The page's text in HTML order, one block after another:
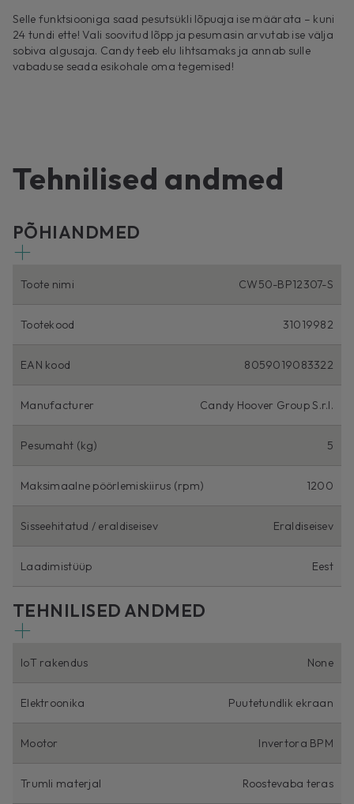
Selle funktsiooniga saad pesutsükli lõpuaja ise määrata – kuni
24 tundi ette! Vali soovitud lõpp ja pesumasin arvutab ise välja
sobiva algusaja. Candy teeb elu lihtsamaks ja annab sulle
vabaduse seada esikohale oma tegemised!
Tehnilised andmed
PÕHIANDMED
Toote nimi CW50-BP12307-S
Tootekood 31019982
EAN kood 8059019083322
Manufacturer Candy Hoover Group S.r.l.
Pesumaht (kg) 5
Maksimaalne pöörlemiskiirus (rpm) 1200
Sisseehitatud / eraldiseisev Eraldiseisev
Laadimistüüp Eest
TEHNILISED ANDMED
IoT rakendus None
Elektroonika Puutetundlik ekraan
Mootor Invertora BPM
Trumli materjal Roostevaba teras